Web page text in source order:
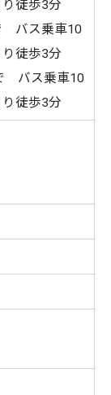
徒歩3分
バス乗車10
徒歩3分
バス乗車10
徒歩3分